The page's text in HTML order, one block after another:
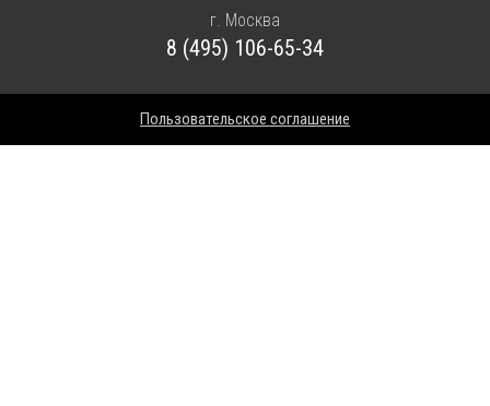
г. Москва
8 (495) 106-65-34
Пользовательское соглашение